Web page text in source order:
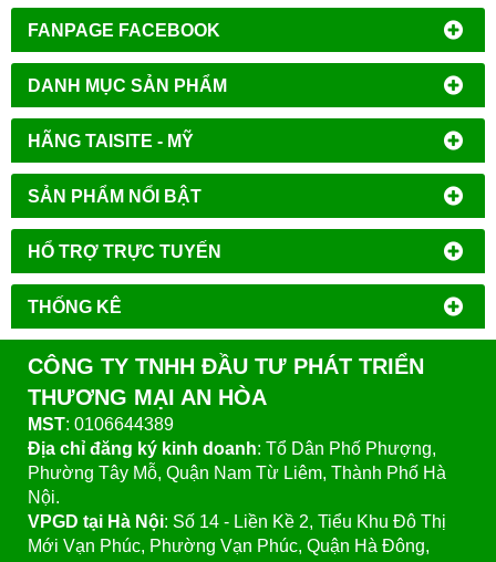
FANPAGE FACEBOOK
DANH MỤC SẢN PHẨM
HÃNG TAISITE - MỸ
SẢN PHẨM NỔI BẬT
HỔ TRỢ TRỰC TUYẾN
THỐNG KÊ
CÔNG TY TNHH ĐẦU TƯ PHÁT TRIỂN
THƯƠNG MẠI AN HÒA
MST: 0106644389
Địa chỉ đăng ký kinh doanh: Tổ Dân Phố Phượng,
Phường Tây Mỗ, Quận Nam Từ Liêm, Thành Phố Hà
Nội.
VPGD tại Hà Nội: Số 14 - Liền Kề 2, Tiểu Khu Đô Thị
Mới Vạn Phúc, Phường Vạn Phúc, Quận Hà Đông,